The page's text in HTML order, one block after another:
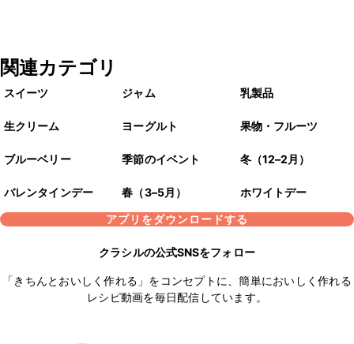
関連カテゴリ
スイーツ ジャム 乳製品
生クリーム ヨーグルト 果物・フルーツ
ブルーベリー 季節のイベント 冬（12–2月）
バレンタインデー 春（3–5月）
ホワイトデー
アプリをダウンロードする
クラシルの公式SNSをフォロー
「きちんとおいしく作れる」をコンセプトに、簡単においしく作れる
レシピ動画を毎日配信しています。